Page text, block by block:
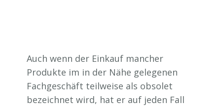
Auch wenn der Einkauf mancher
Produkte im in der Nähe gelegenen
Fachgeschäft teilweise als obsolet
bezeichnet wird, hat er auf jeden Fall